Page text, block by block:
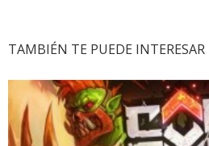
TAMBIÉN TE PUEDE INTERESAR